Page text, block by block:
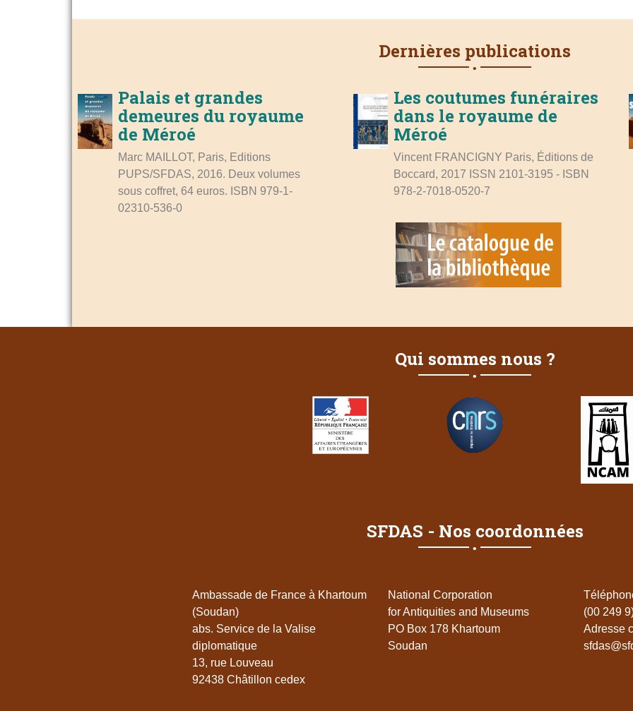
Dernières publications
•
Palais et grandes
demeures du royaume
de Méroé
Marc MAILLOT, Paris, Editions
PUPS/SFDAS, 2016. Deux volumes
sous coffret, 64 euros. ISBN 979-1-
02310-536-0
Les coutumes funéraires
dans le royaume de
Méroé
Vincent FRANCIGNY Paris, Éditions de
Boccard, 2017 ISSN 2101-3195 - ISBN
978-2-7018-0520-7
Qui sommes nous ?
•
SFDAS - Nos coordonnées
•
Ambassade de France à Khartoum
(Soudan)
abs. Service de la Valise
diplomatique
13, rue Louveau
92438 Châtillon cedex
National Corporation
for Antiquities and Museums
PO Box 178 Khartoum
Soudan
(00 249
Adresse